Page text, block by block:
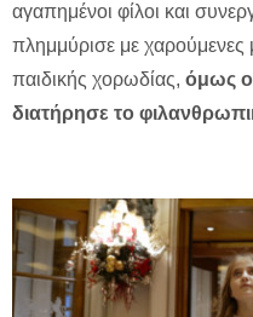
αγαπημένοι φίλοι και
πλημμύρισε με χαρούμενες
παιδικής χορωδίας, όμως
διατήρησε το